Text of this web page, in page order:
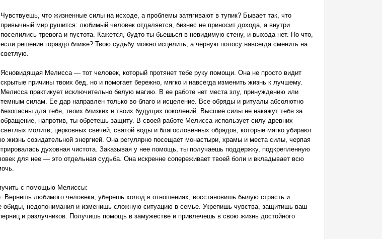
Чувствуешь, что жизненные силы на исходе, а проблемы затягивают в тупик? Бывает так, что
привычный мир рушится: любимый человек отдаляется, бизнес не приносит дохода, а внутри
поселились тревога и пустота. Кажется, будто ты бьешься в невидимую стену, и выхода нет. Но что,
если решение гораздо ближе? Твою судьбу можно исцелить, а черную полосу навсегда сменить на
светлую.
Ясновидящая Мелисса — тот человек, который протянет тебе руку помощи. Она не просто видит
скрытые причины твоих бед, но и помогает бережно, мягко и навсегда изменить жизнь к лучшему.
Мелисса практикует исключительно белую магию. В ее работе нет места злу, принуждению или
темным силам. Ее дар направлен только во благо и исцеление. Все обряды и ритуалы абсолютно
безопасны для тебя, твоих близких и твоих будущих поколений. Высшие силы не накажут тебя за
обращение, напротив, ты обретешь защиту. В своей работе Мелисса использует силу древних
светлых молитв, церковных свечей, святой воды и благословенных обрядов, которые мягко убирают
жизнь созидательной энергией. Она регулярно посещает монастыри, храмы и места силы, черпая
духовная чистота. Заказывая у нее помощь, ты получаешь поддержку, подкрепленную
для нее — это отдельная судьба. Она искренне сопереживает твоей боли и вкладывает всю
с помощью Мелиссы:
любимого человека, уберешь холод в отношениях, восстановишь былую страсть и
недопонимания и изменишь сложную ситуацию в семье. Укрепишь чувства, защитишь ваш
и разлучников. Получишь помощь в замужестве и привлечешь в свою жизнь достойного